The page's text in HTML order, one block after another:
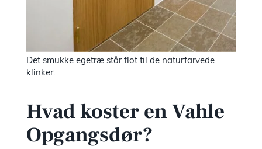
Det smukke egetræ står flot til de naturfarvede
klinker.
Hvad koster en Vahle
Opgangsdør?